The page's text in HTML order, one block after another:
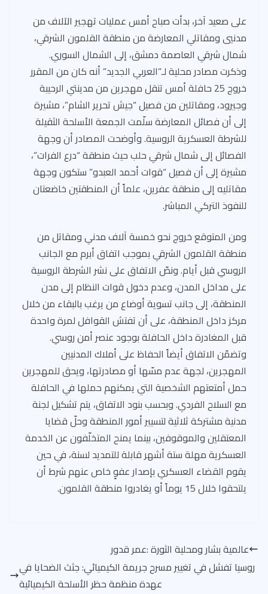
على صعيد آخر، بدأت صباح أمس عمليات تهجير الآلاف من
مدنيي ومقاتلي المعارضة من منطقة القلمون الشرقي،
شمال شرقي العاصمة دمشق، إلى الشمال السوري.
وذكرت مصادر محلية لـ”العربي الجديد” أنه كان من المقرر
خروج 25 حافلة أمس تنقل مهجرين من مدينتي الرحيبة
وجيرود، ومقاتلين من فصيل “جيش تحرير الشام”، مشيرة
إلى أن فصائل المعارضة سلّمت الجمعة الأسلحة الثقيلة
للشرطة العسكرية الروسية. وأوضحت المصادر أن وجهة
الفصائل إلى شمال شرقي حلب حيث منطقة “درع الفرات”،
مشيرة إلى أن فصيل “قوات أحمد العبدو” ستكون وجهة
مقاتليه إلى منطقة عفرين، علماً أن المنطقتين خاضعتان
للنفوذ التركي المباشر.
ومن المتوقع خروج نحو خمسة آلاف مدني ومقاتل من
منطقة القلمون الشرقي بموجب اتفاق أبرم مع الجانب
الروسي قبل أيام. ونصّ الاتفاق على نشر الشرطة الروسية
على مداخل المدن، وعدم دخول قوات النظام إلى مدن
المنطقة، إلى جانب تسوية أوضاع من يرغب بالبقاء من خلال
مركز داخل المنطقة، على أن تفتش القوافل لمرة واحدة
قبل المغادرة داخل الحافلة بوجود عنصر أمن روسي.
وتضمّن الاتفاق أيضاً الحفاظ على أملاك المدنيين
المهجرين، لجهة عدم مسّها أو مصادرتها، ويحق للمهجرين
حمل أمتعتهم الشخصية التي يمكنهم حملها في الحافلة
مع السلاح الفردي. وبحسب بنود الاتفاق، يتم تشكيل لجنة
مدنية مشتركة ثلاثية لتسيير أمور المنطقة وحلّ قضايا
المعتقلين والموقوفين، بينما يمنح المتخلّفون عن الخدمة
العسكرية مهلة ستة أشهر قابلة للتمديد لسنة، في حين
يقوم القضاء العسكري بإصدار عفوٍ خاص عنهم شرط أن
يلتحقوا خلال 15 يوماً أو يغادروا منطقة القلمون.
عالمية بشار ومحلية الثورة :عمر قدور
روسيا تفشل في تغيير مسرح جريمة الكيميائي: جثث الضحايا في
عهدة منظمة حظر الأسلحة الكيميائية